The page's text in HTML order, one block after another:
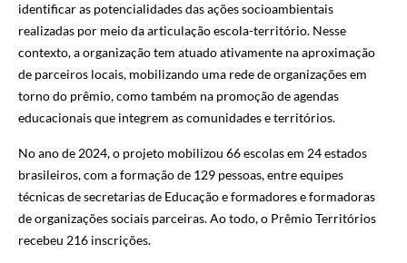
identificar as potencialidades das ações socioambientais
realizadas por meio da articulação escola-território. Nesse
contexto, a organização tem atuado ativamente na aproximação
de parceiros locais, mobilizando uma rede de organizações em
torno do prêmio, como também na promoção de agendas
educacionais que integrem as comunidades e territórios.
No ano de 2024, o projeto mobilizou 66 escolas em 24 estados
brasileiros, com a formação de 129 pessoas, entre equipes
técnicas de secretarias de Educação e formadores e formadoras
de organizações sociais parceiras. Ao todo, o Prêmio Territórios
recebeu 216 inscrições.